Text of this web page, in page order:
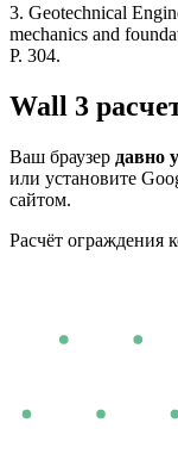
3. Geotechnical
mechanics and
Р. 304.
Wall 3
Ваш браузер давно
или установите
сайтом.
Расчёт ограждения